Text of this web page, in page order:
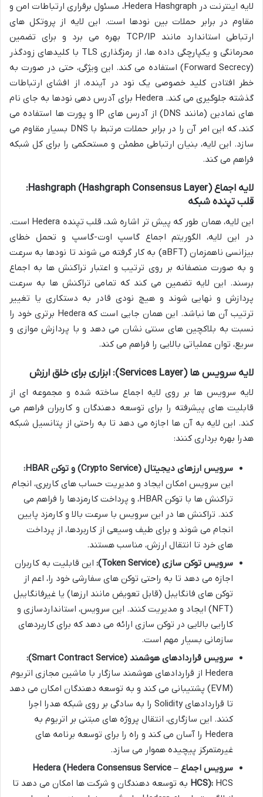
لایه اینترنت در Hedera Hashgraph، مسئول برقراری ارتباطات امن و
مقاوم در برابر حملات بین نودها است. این لایه از پروتکل های
ارتباطی استاندارد مانند TCP/IP بهره می برد و برای تضمین
محرمانگی و یکپارچگی داده ها، از رمزگذاری TLS با کلیدهای زودگذر
(Forward Secrecy) استفاده می کند. این ویژگی، حتی در صورت به
خطر افتادن کلید خصوصی یک نود در آینده، از افشای ارتباطات
گذشته جلوگیری می کند. Hedera برای آدرس دهی نودها به جای نام
های نمادین (مانند DNS) از آدرس های IP و پورت ها استفاده می
کند، که این امر آن را در برابر حملات مرتبط با DNS بسیار مقاوم می
سازد. این لایه، بنیان ارتباطی مطمئن و مستحکمی را برای کل شبکه
فراهم می کند.
لایه اجماع Hashgraph (Hashgraph Consensus Layer):
قلب تپنده شبکه
این لایه، همان طور که پیش تر اشاره شد، قلب تپنده Hedera است.
در این لایه، الگوریتم اجماع گاسپ اوت-گاسپ و تحمل خطای
بیزانسی ناهمزمان (aBFT) به کار گرفته می شوند تا نودها به سرعت
و به صورت منصفانه بر روی ترتیب و اعتبار تراکنش ها به اجماع
برسند. این لایه تضمین می کند که تمامی تراکنش ها به سرعت
پردازش و نهایی شوند و هیچ نودی قادر به دستکاری یا تغییر
ترتیب آن ها نباشد. این همان جایی است که Hedera برتری خود را
نسبت به بلاکچین های سنتی نشان می دهد و با پردازش موازی و
سریع، توان عملیاتی بالایی را فراهم می کند.
لایه سرویس ها (Services Layer): ابزاری برای خلق ارزش
لایه سرویس ها بر روی لایه اجماع ساخته شده و مجموعه ای از
قابلیت های پیشرفته را برای توسعه دهندگان و کاربران فراهم می
کند. این لایه به آن ها اجازه می دهد تا به راحتی از پتانسیل شبکه
هدرا بهره برداری کنند:
سرویس ارزهای دیجیتال (Crypto Service) و توکن HBAR:
این سرویس امکان ایجاد و مدیریت حساب های کاربری، انجام
تراکنش ها با توکن HBAR، و پرداخت کارمزدها را فراهم می
کند. تراکنش ها در این سرویس با سرعت بالا و کارمزد پایین
انجام می شوند و برای طیف وسیعی از کاربردها، از پرداخت
های خرد تا انتقال ارزش، مناسب هستند.
سرویس توکن سازی (Token Service):
این قابلیت به کاربران
اجازه می دهد تا به راحتی توکن های سفارشی خود را، اعم از
توکن های فانگایبل (قابل تعویض مانند ارزها) یا غیرفانگایبل
(NFT) ایجاد و مدیریت کنند. این سرویس، استانداردسازی و
کارایی بالایی در توکن سازی ارائه می دهد که برای کاربردهای
سازمانی بسیار مهم است.
سرویس قراردادهای هوشمند (Smart Contract Service):
Hedera از قراردادهای هوشمند سازگار با ماشین مجازی اتریوم
(EVM) پشتیبانی می کند و به توسعه دهندگان امکان می دهد
تا قراردادهای Solidity را به سادگی بر روی شبکه هدرا اجرا
کنند. این سازگاری، انتقال پروژه های مبتنی بر اتریوم به
Hedera را آسان می کند و راه را برای توسعه برنامه های
غیرمتمرکز پیچیده هموار می سازد.
سرویس اجماع Hedera (Hedera Consensus Service –
HCS): HCS به توسعه دهندگان و شرکت ها امکان می دهد تا